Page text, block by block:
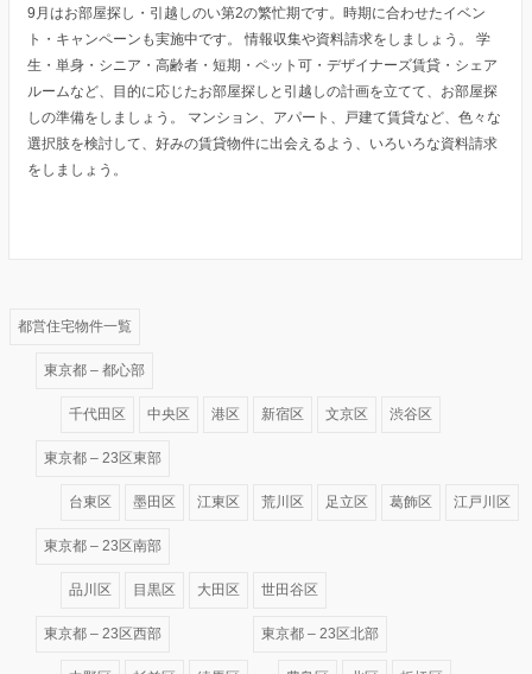
9月はお部屋探し・引越しのい第2の繁忙期です。時期に合わせたイベン
ト・キャンペーンも実施中です。 情報収集や資料請求をしましょう。 学
生・単身・シニア・高齢者・短期・ペット可・デザイナーズ賃貸・シェア
ルームなど、目的に応じたお部屋探しと引越しの計画を立てて、お部屋探
しの準備をしましょう。 マンション、アパート、戸建て賃貸など、色々な
選択肢を検討して、好みの賃貸物件に出会えるよう、いろいろな資料請求
をしましょう。
都営住宅物件一覧
東京都 – 都心部
千代田区 中央区 港区 新宿区 文京区 渋谷区
東京都 – 23区東部
台東区 墨田区 江東区 荒川区 足立区 葛飾区 江戸川区
東京都 – 23区南部
品川区 目黒区 大田区 世田谷区
東京都 – 23区西部 東京都 – 23区北部